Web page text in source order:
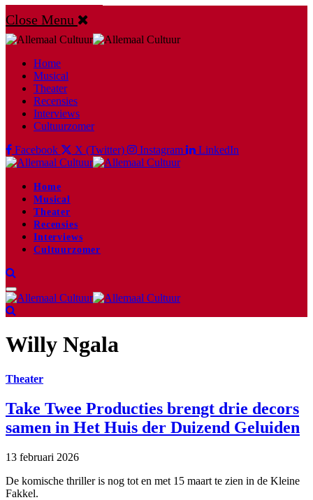
Close Menu
Home
Musical
Theater
Recensies
Interviews
Cultuurzomer
Facebook
X (Twitter) Instagram LinkedIn
Home
Musical
Theater
Recensies
Interviews
Cultuurzomer
Willy Ngala
Theater
Take Twee Producties brengt drie decors
samen in Het Huis der Duizend Geluiden
13 februari 2026
De komische thriller is nog tot en met 15 maart te zien in de Kleine
Fakkel.